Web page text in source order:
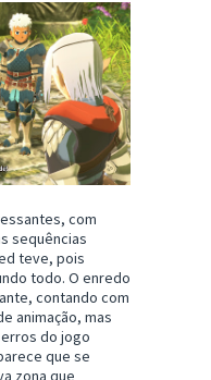
com
sequências
teve, pois
todo. O enredo
contando com
animação, mas
do jogo
que se
zona que